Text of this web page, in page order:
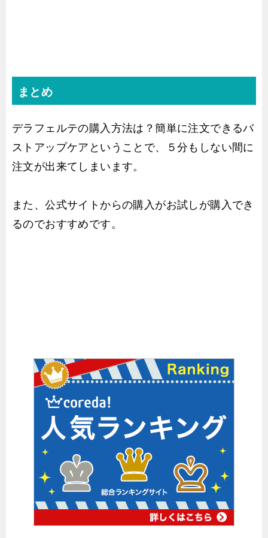
まとめ
デラフェルテの購入方法は？簡単に注文できるバ
ストアップケアということで、５分もしない間に
注文が出来てしまいます。
また、公式サイトからの購入がお試しが購入でき
るのでおすすめです。